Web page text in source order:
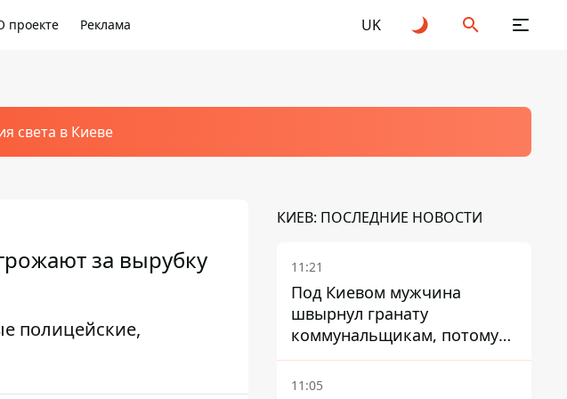
проекте Реклама UK
света в Киеве
за вырубку
полицейские,
КИЕВ: ПОСЛЕДНИЕ НОВОСТИ
11:21
Под Киевом мужчина
швырнул гранату
коммунальщикам, потому
что не хотел платить по
квитанциям
11:05